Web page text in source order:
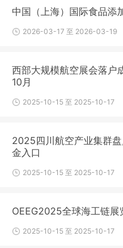
中国（上海）国际食品添
2026-03-17 至 2026-03-19
西部大规模航空展会落户
10月
2025-10-15 至 2025-10-17
2025四川航空产业集群
金入口
2025-10-15 至 2025-10-17
OEEG2025全球海工链展
2025-10-15 至 2025-10-17